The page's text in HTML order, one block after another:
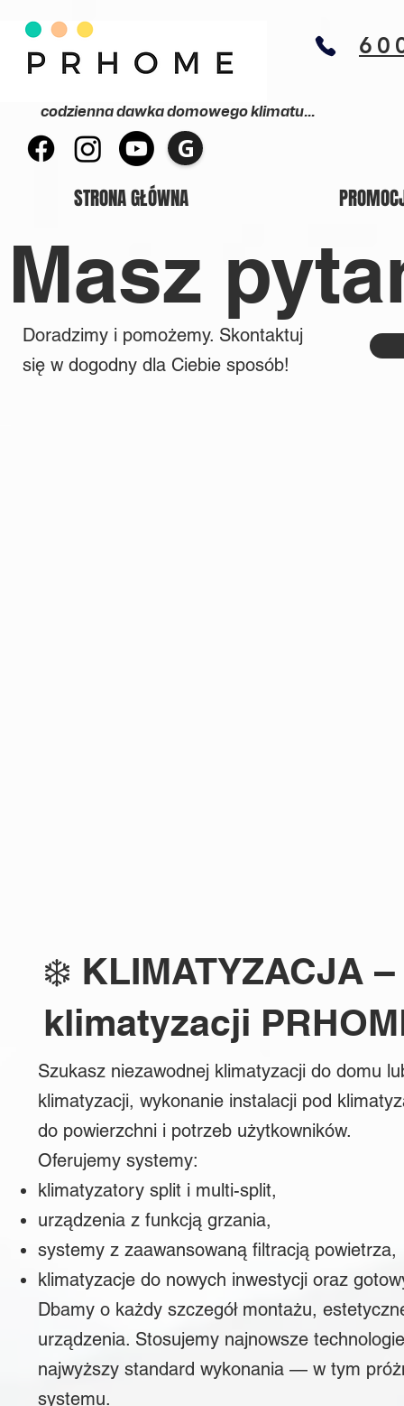
codzienna dawka domowego klimatu...
G
STRONA GŁÓWNA
Masz
Doradzimy i pomożemy. Skontaktuj
się w dogodny dla Ciebie sposób!
❄️ KLIMATYZACJA
klimatyzacji
Szukasz niezawodnej klimatyzacji do domu
klimatyzacji, wykonanie instalacji pod
do powierzchni i potrzeb użytkowników.
Oferujemy systemy:
klimatyzatory split i multi-split,
urządzenia z funkcją grzania,
systemy z zaawansowaną filtracją powietrza,
klimatyzacje do nowych inwestycji oraz
Dbamy o każdy szczegół montażu,
urządzenia. Stosujemy najnowsze
najwyższy standard wykonania — w tym
systemu.